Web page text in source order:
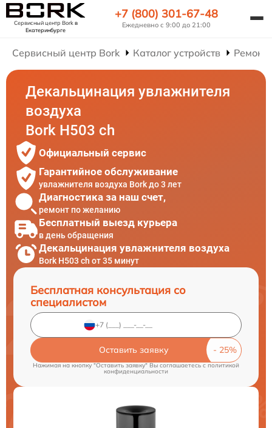
Сервисный центр Borkв
Екатеринбурге
+7 (800) 301-67-48
Ежедневно с 9:00 до 21:00
Сервисный центр Bork Каталог устройств Ремонт
Декальцинация увлажнителя
воздуха
Bork H503 ch
Официальный сервис
Гарантийное обслуживание
увлажнителя воздуха Bork до 3 лет
Диагностика за наш счет,
ремонт по желанию
Бесплатный выезд курьера
в день обращения
Декальцинация увлажнителя воздуха
Bork H503 ch от 35 минут
Бесплатная консультация со
специалистом
Оставить заявку
Нажимая на кнопку "Оставить заявку" Вы соглашаетесь cполитикой
конфиденциальности